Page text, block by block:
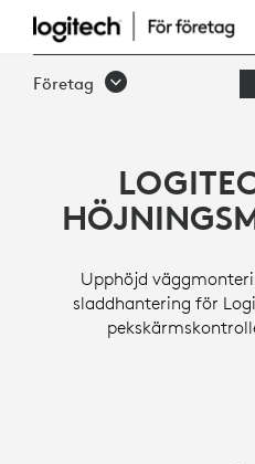
TAP
Företag
Upphöjd
sladdhantering för